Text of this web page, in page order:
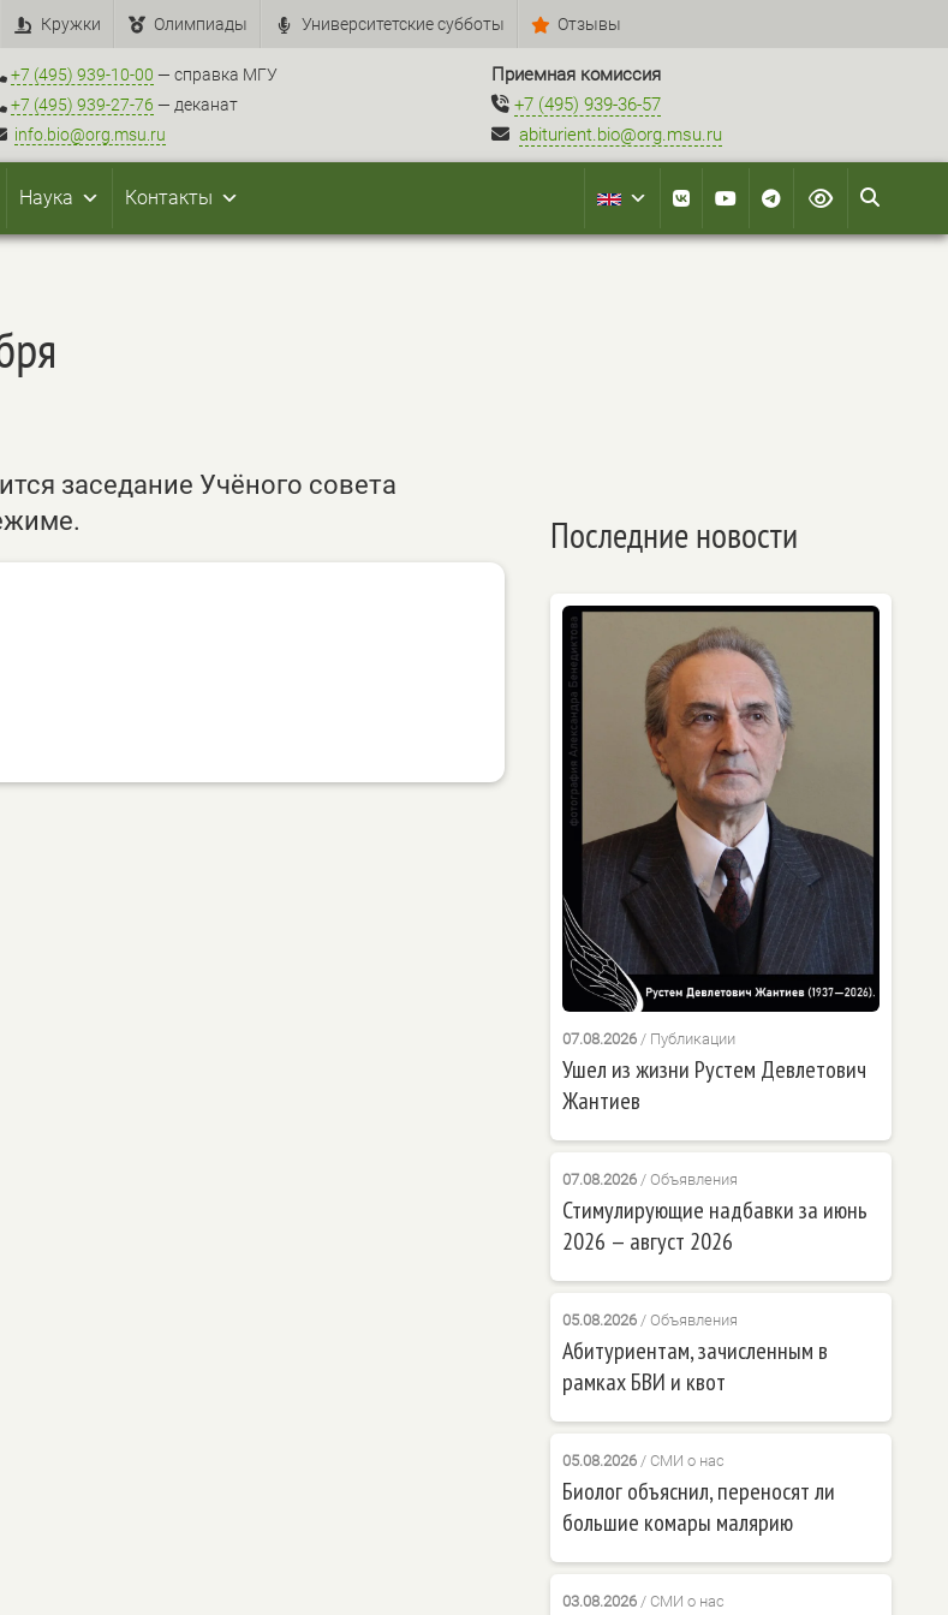
Кружки Олимпиады Университетские субботы Отзывы
+7 (495) 939-10-00 — справка МГУ
+7 (495) 939-27-76 — деканат
info.bio@org.msu.ru
Приемная комиссия
+7 (495) 939-36-57
abiturient.bio@org.msu.ru
Наука Контакты
заседание Учёного совета
Последние новости
07.08.2026/ Публикации
Ушел из жизни Рустем Девлетович
Жантиев
07.08.2026/ Объявления
Стимулирующие надбавки за июнь
2026 — август 2026
05.08.2026/ Объявления
Абитуриентам, зачисленным в
рамках БВИ и квот
05.08.2026/ СМИ о нас
Биолог объяснил, переносят ли
большие комары малярию
03.08.2026/ СМИ о нас